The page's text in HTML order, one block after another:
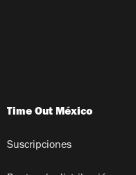
Time Out México
Suscripciones